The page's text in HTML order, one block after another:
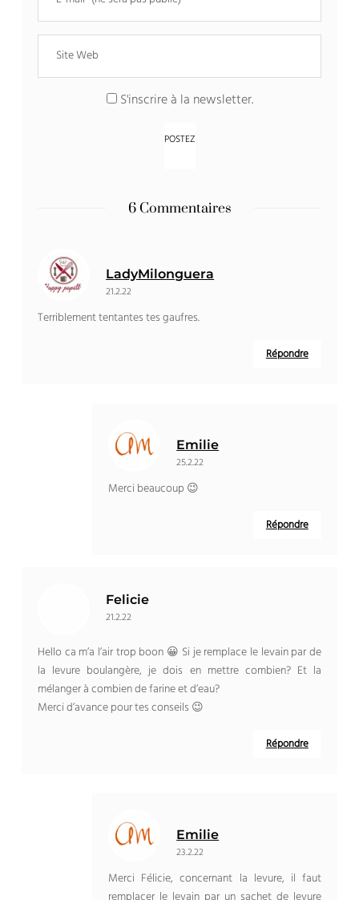
S'inscrire à la newsletter.
6 Commentaires
LadyMilonguera
21.2.22
Terriblement tentantes tes gaufres.
Répondre
Emilie
25.2.22
Merci beaucoup 😉
Répondre
Felicie
21.2.22
Hello ca m’a l’air trop boon 😀 Si je remplace le levain par de
la levure boulangère, je dois en mettre combien? Et la
mélanger à combien de farine et d’eau?
Merci d’avance pour tes conseils 😉
Répondre
Emilie
23.2.22
Merci Félicie, concernant la levure, il faut